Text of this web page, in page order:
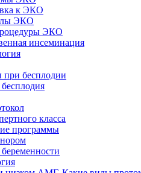
к ЭКО
ЭКО
ЭКО
инсеминация
при бесплодии
класса
программы